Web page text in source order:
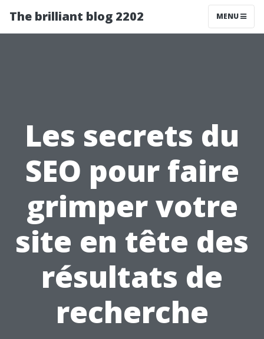
The brilliant blog 2202 MENU
Les secrets du
SEO pour faire
grimper votre
site en tête des
résultats de
recherche